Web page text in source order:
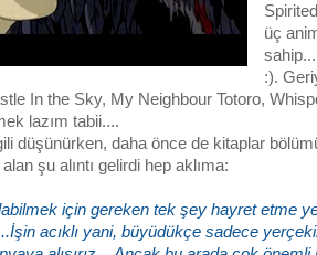
üç
:).
In the Sky, My Neighbour Totoro,
lazım tabii....
düşünürken, daha önce de kitaplar
şu alıntı gelirdi hep aklıma:
için gereken tek şey hayret etme
..İşin acıklı yani, büyüdükçe sadece